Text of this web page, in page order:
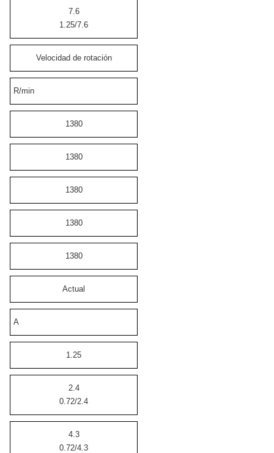
7.6
1.25/7.6
Velocidad de rotación
R/min
1380
1380
1380
1380
1380
Actual
A
1.25
2.4
0.72/2.4
4.3
0.72/4.3